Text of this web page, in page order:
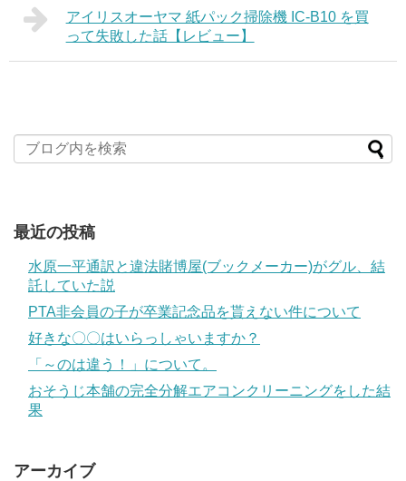
アイリスオーヤマ 紙パック掃除機 IC-B10 を買
って失敗した話【レビュー】
最近の投稿
水原一平通訳と違法賭博屋(ブックメーカー)がグル、結
託していた説
PTA非会員の子が卒業記念品を貰えない件について
好きな〇〇はいらっしゃいますか？
「～のは違う！」について。
おそうじ本舗の完全分解エアコンクリーニングをした結
果
アーカイブ